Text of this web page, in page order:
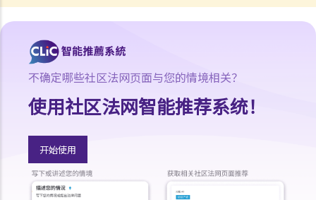
6. 特别授予书
1. 未作管理遗产授予书
1. 我的父亲多年前去世，生前没有立遗嘱。我的母亲没有取得遗产管理
的遗产？
2. 在遗产代理人不在香港的情况下作出的授予
7. 遗产税之取消及申请遗产的授予承办书之程序
不确定哪些社区法网页面与您的情境相关？
使用社区法网智能推荐系统！
开始使用